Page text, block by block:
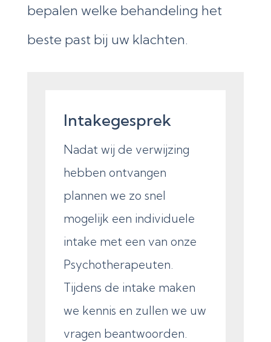
bepalen welke behandeling het
beste past bij uw klachten.
Intakegesprek
Nadat wij de verwijzing
hebben ontvangen
plannen we zo snel
mogelijk een individuele
intake met een van onze
Psychotherapeuten.
Tijdens de intake maken
we kennis en zullen we uw
vragen beantwoorden.